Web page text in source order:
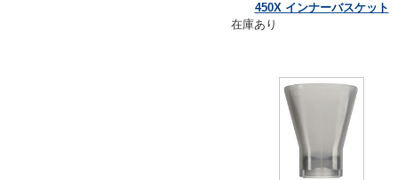
450X インナーバスケット
在庫あり